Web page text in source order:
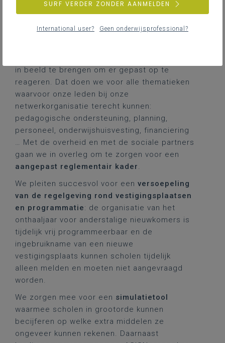
Onderwijs Vlaanderen werken daarvoor
samen.
in beeld te brengen om er gepast op te
reageren. Dat doen we voor alle thematieken
waarvoor onze leden bij onze
netwerkorganisatie terecht kunnen:
pedagogische ondersteuning, planning,
personeel, onderwijshuisvesting, financiering
… Met de overheid en met de sociale partners
gaan we in overleg om te zorgen voor een
aangepast reglementair kader.
We pleiten succesvol voor een versoepeling
van de regelgeving rond vestigingsplaatsen
en programmatie: de organisatie van het
onthaaljaar voor anderstalige nieuwkomers is
tijdelijk vrij programmeerbaar en de
ingebruikname van een nieuwe
vestigingsplaats kunnen scholen tijdelijk
alleen melden en moeten niet aangevraagd
worden.
We zorgen mee voor een simulatietool
waarmee scholen in grootorde kunnen
becijferen op welke extra middelen ze
ongeveer kunnen rekenen. Daarnaast
SURF VERDER ZONDER AANMELDEN
International user? Geen onderwijsprofessional?